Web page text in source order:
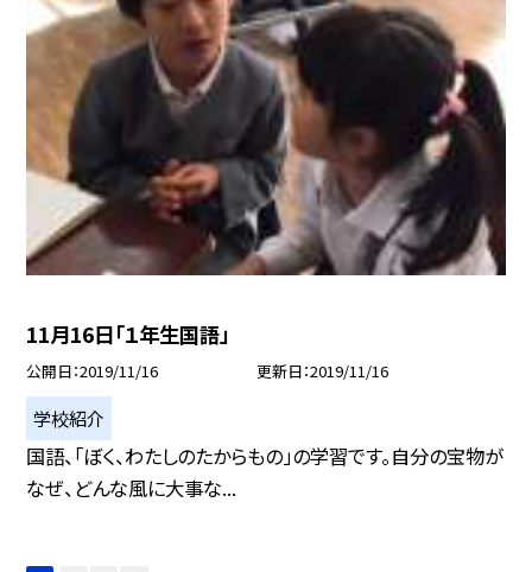
11月16日「１年生国語」
公開日 2019/11/16 更新日 2019/11/16
学校紹介
国語、「ぼく、わたしのたからもの」の学習です。自分の宝物が
なぜ、どんな風に大事な...